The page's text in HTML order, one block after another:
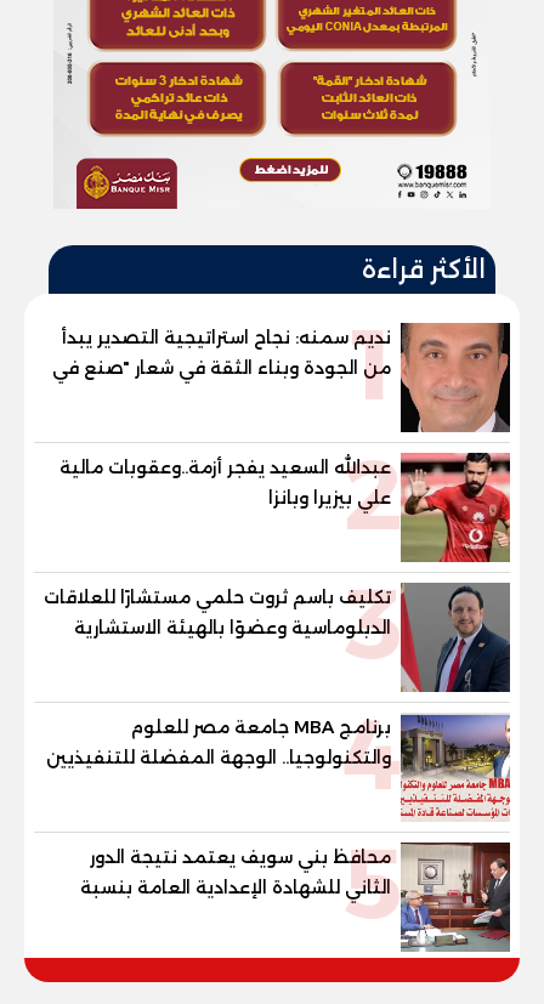
الأكثر قراءة
1
نديم سمنه: نجاح استراتيجية التصدير يبدأ
من الجودة وبناء الثقة في شعار "صنع في
مصر"
2
عبدالله السعيد يفجر أزمة..وعقوبات مالية
علي بيزيرا وبانزا
3
تكليف باسم ثروت حلمي مستشارًا للعلاقات
الدبلوماسية وعضوًا بالهيئة الاستشارية
العليا لمنظمة «جاد جمينت يوإن»
4
برنامج MBA جامعة مصر للعلوم
والتكنولوجيا.. الوجهة المفضلة للتنفيذيين
وقيادات المؤسسات لصناعة قادة
5
محافظ بني سويف يعتمد نتيجة الدور
الثاني للشهادة الإعدادية العامة بنسبة
والنور للمكفوفين